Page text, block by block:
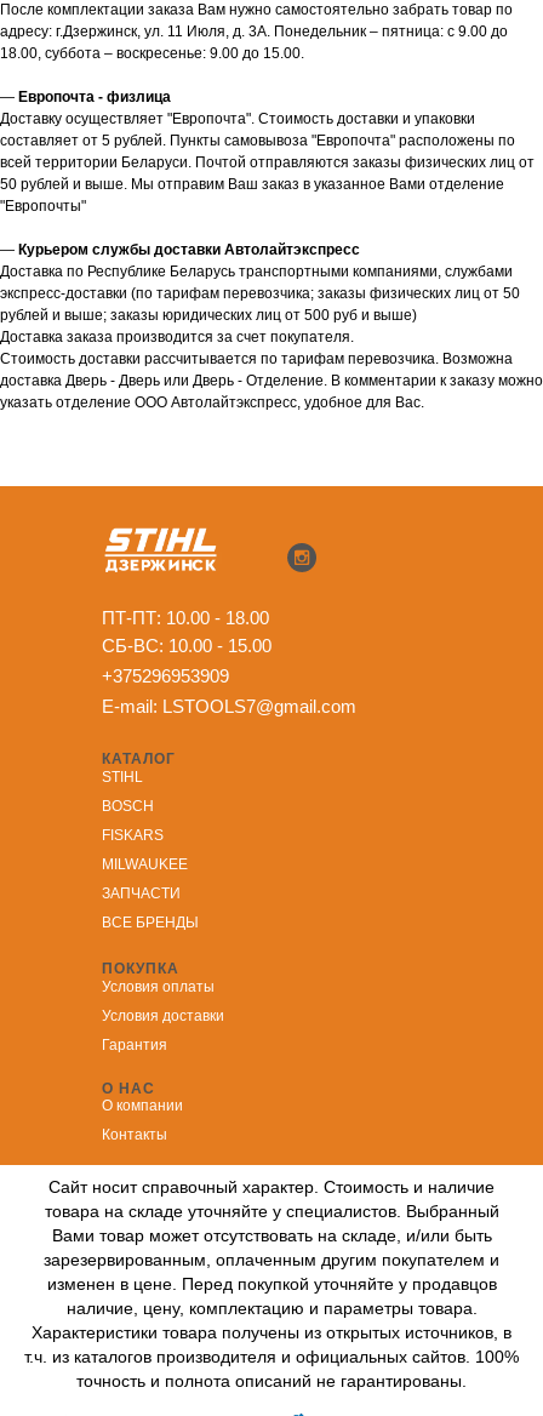
После комплектации заказа Вам нужно самостоятельно забрать товар по
адресу: г.Дзержинск, ул. 11 Июля, д. 3А. Понедельник – пятница: с 9.00 до
18.00, суббота – воскресенье: 9.00 до 15.00.
— Европочта - физлица
Доставку осуществляет "Европочта". Стоимость доставки и упаковки
составляет от 5 рублей. Пункты самовывоза "Европочта" расположены по
всей территории Беларуси. Почтой отправляются заказы физических лиц от
50 рублей и выше. Мы отправим Ваш заказ в указанное Вами отделение
"Европочты"
— Курьером службы доставки Автолайтэкспресс
Доставка по Республике Беларусь транспортными компаниями, службами
экспресс-доставки (по тарифам перевозчика; заказы физических лиц от 50
рублей и выше; заказы юридических лиц от 500 руб и выше)
Доставка заказа производится за счет покупателя.
Стоимость доставки рассчитывается по тарифам перевозчика. Возможна
доставка Дверь - Дверь или Дверь - Отделение. В комментарии к заказу можно
указать отделение ООО Автолайтэкспресс, удобное для Вас.
КАТАЛОГ
STIHL
BOSCH
FISKARS
MILWAUKEE
ЗАПЧАСТИ
ВСЕ БРЕНДЫ
ПОКУПКА
Условия оплаты
Условия доставки
Гарантия
О НАС
О компании
Контакты
ПТ-ПТ: 10.00 - 18.00
СБ-ВС: 10.00 - 15.00
+375296953909
E-mail: LSTOOLS7@gmail.com
Сайт носит справочный характер. Стоимость и наличие
товара на складе уточняйте у специалистов. Выбранный
Вами товар может отсутствовать на складе, и/или быть
зарезервированным, оплаченным другим покупателем и
изменен в цене. Перед покупкой уточняйте у продавцов
наличие, цену, комплектацию и параметры товара.
Характеристики товара получены из открытых источников, в
т.ч. из каталогов производителя и официальных сайтов. 100%
точность и полнота описаний не гарантированы.